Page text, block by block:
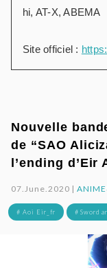
hi, AT-X, ABEMA
Site officiel :
Nouvelle
de “SAO
l’ending d’Eir
07.June.2020 |
# Aoi Eir_fr # Sword